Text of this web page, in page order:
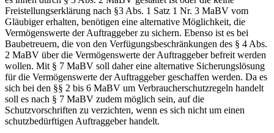
Freistellungserklärung nach §3 Abs. 1 Satz 1 Nr. 3 MaBV vom
Gläubiger erhalten, benötigen eine alternative Möglichkeit, die
Vermögenswerte der Auftraggeber zu sichern. Ebenso ist es bei
Baubetreuern, die von den Verfügungsbeschränkungen des § 4 Abs.
2 MaBV über die Vermögenswerte der Auftraggeber befreit werden
wollen. Mit § 7 MaBV soll daher eine alternative Sicherungslösung
für die Vermögenswerte der Auftraggeber geschaffen werden. Da es
sich bei den §§ 2 bis 6 MaBV um Verbraucherschutzregeln handelt
soll es nach § 7 MaBV zudem möglich sein, auf die
Schutzvorschriften zu verzichten, wenn es sich nicht um einen
schutzbedürftigen Auftraggeber handelt.